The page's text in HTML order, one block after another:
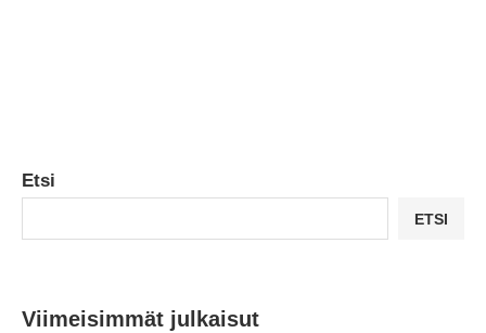
Etsi
ETSI
Viimeisimmät julkaisut